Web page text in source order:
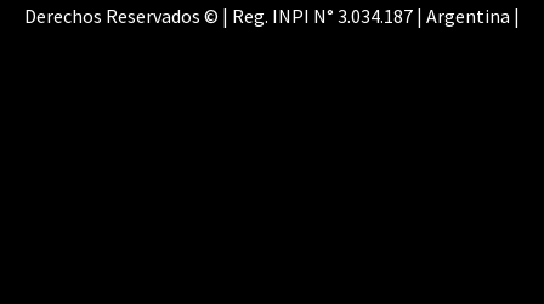
Derechos Reservados © | Reg. INPI N° 3.034.187 | Argentina |